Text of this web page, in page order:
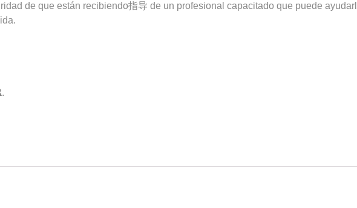
de que están recibiendo指导 de un profesional capacitado que puede